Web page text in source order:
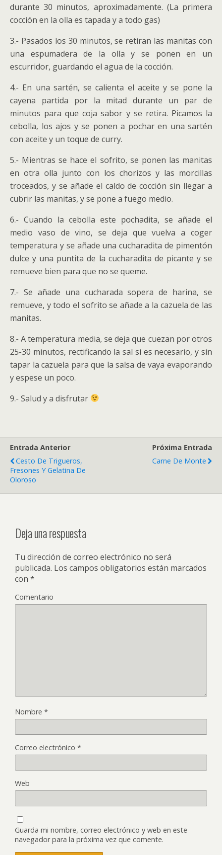
durante 30 minutos, aproximadamente. (La primera
cocción en la olla es tapada y a todo gas)
3.- Pasados los 30 minutos, se retiran las manitas con
una espumadera de la olla y se ponen en un
escurridor, guardando el agua de la cocción.
4.- En una sartén, se calienta el aceite y se pone la
cayena partida por la mitad durante un par de
minutos para que coja sabor y se retira. Picamos la
cebolla, los ajos y se ponen a pochar en una sartén
con aceite y un toque de curry.
5.- Mientras se hace el sofrito, se ponen las manitas
en otra olla junto con los chorizos y las morcillas
troceados, y se añade el caldo de cocción sin llegar a
cubrir las manitas, y se pone a fuego medio.
6.- Cuando la cebolla este pochadita, se añade el
medio vaso de vino, se deja que vuelva a coger
temperatura y se añade una cucharadita de pimentón
dulce y una puntita de la cucharadita de picante y se
remueve bien para que no se queme.
7.- Se añade una cucharada sopera de harina, se
remueve, y todo el sofrito se añade a la cazuela de las
manitas.
8.- A temperatura media, se deja que cuezan por otros
25-30 minutos, rectificando la sal si es necesario, y sin
tapar la cazuela para que la salsa de vaya evaporando
y espese un poco.
9.- Salud y a disfrutar
Entrada Anterior
Cesto De Trigueros,
Fresones Y Gelatina De
Oloroso
Próxima Entrada
Carne De Monte
Deja una respuesta
Tu dirección de correo electrónico no será
publicada. Los campos obligatorios están marcados
con *
Comentario
Nombre *
Correo electrónico *
Web
Guarda mi nombre, correo electrónico y web en este
navegador para la próxima vez que comente.